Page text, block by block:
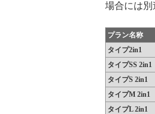
場合には別
プラン名称
タイプ2in1
タイプSS 2in1
タイプS 2in1
タイプM 2in1
タイプL 2in1